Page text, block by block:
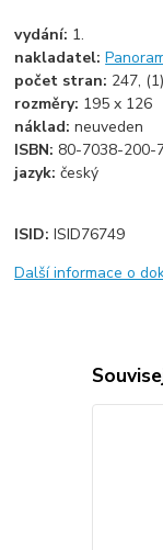
vydání: 1.
nakladatel:
počet stran: 247,
rozměry: 195 x 126
náklad:neuveden
ISBN: 80-7038-200-
jazyk:český
ISID:ISID76749
Další informace o